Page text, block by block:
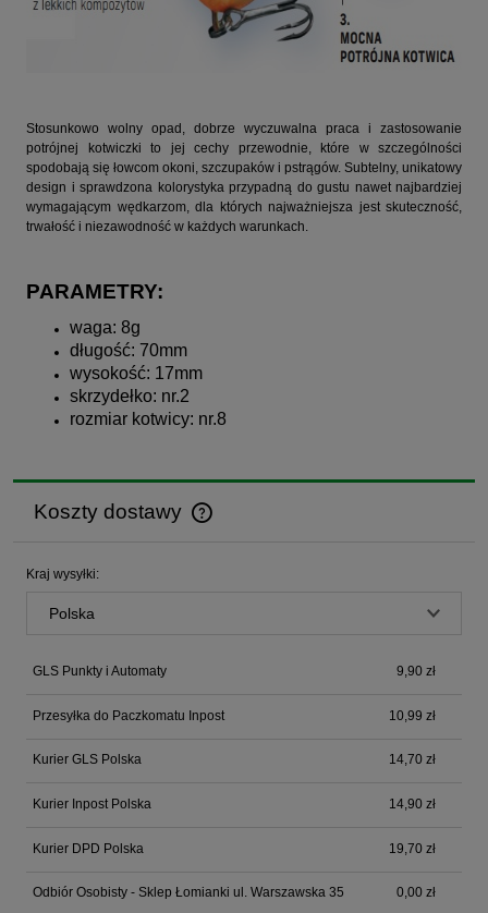
Stosunkowo wolny opad, dobrze wyczuwalna praca i zastosowanie
potrójnej kotwiczki to jej cechy przewodnie, które w szczególności
spodobają się łowcom okoni, szczupaków i pstrągów. Subtelny, unikatowy
design i sprawdzona kolorystyka przypadną do gustu nawet najbardziej
wymagającym wędkarzom, dla których najważniejsza jest skuteczność,
trwałość i niezawodność w każdych warunkach.
PARAMETRY:
waga: 8g
długość: 70mm
wysokość: 17mm
skrzydełko: nr.2
rozmiar kotwicy: nr.8
Koszty dostawy
Cena nie zawiera ewentualnych kosztów płatności
Kraj wysyłki:
GLS Punkty i Automaty 9,90 zł
Przesyłka do Paczkomatu Inpost 10,99 zł
Kurier GLS Polska 14,70 zł
Kurier Inpost Polska 14,90 zł
Kurier DPD Polska 19,70 zł
Odbiór Osobisty - Sklep Łomianki ul. Warszawska 35 0,00 zł